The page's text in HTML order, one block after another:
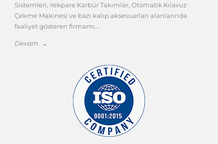
Sistemleri, Yekpare Karbür Takımlar, Otomatik Kılavuz
Çekme Makinesi ve bazı kalıp aksesuarları alanlarında
faaliyet gösteren firmamı...
Devam →